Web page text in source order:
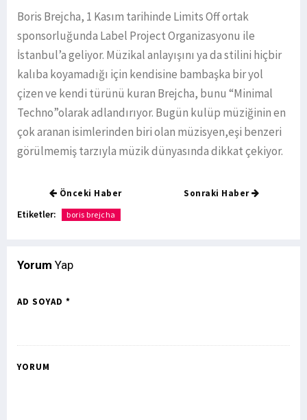
Boris Brejcha, 1 Kasım tarihinde Limits Off ortak
sponsorluğunda Label Project Organizasyonu ile
İstanbul’a geliyor. Müzikal anlayışını ya da stilini hiçbir
kalıba koyamadığı için kendisine bambaşka bir yol
çizen ve kendi türünü kuran Brejcha, bunu “Minimal
Techno”olarak adlandırıyor. Bugün kulüp müziğinin en
çok aranan isimlerinden biri olan müzisyen,eşi benzeri
görülmemiş tarzıyla müzik dünyasında dikkat çekiyor.
Önceki Haber Sonraki Haber
Etiketler: boris brejcha
Yorum Yap
AD SOYAD *
YORUM